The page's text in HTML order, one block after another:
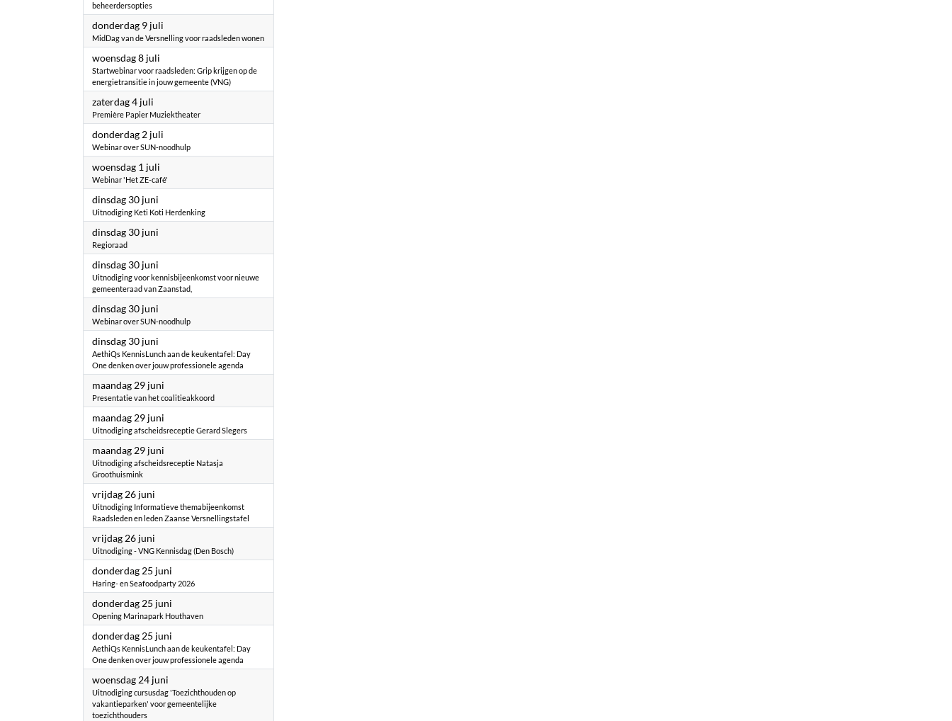
beheerdersopties
donderdag 9 juli
MidDag van de Versnelling voor raadsleden wonen
woensdag 8 juli
Startwebinar voor raadsleden: Grip krijgen op de
energietransitie in jouw gemeente (VNG)
zaterdag 4 juli
Première Papier Muziektheater
donderdag 2 juli
Webinar over SUN-noodhulp
woensdag 1 juli
Webinar 'Het ZE-café'
dinsdag 30 juni
Uitnodiging Keti Koti Herdenking
dinsdag 30 juni
Regioraad
dinsdag 30 juni
Uitnodiging voor kennisbijeenkomst voor nieuwe
gemeenteraad van Zaanstad,
dinsdag 30 juni
Webinar over SUN-noodhulp
dinsdag 30 juni
AethiQs KennisLunch aan de keukentafel: Day
One denken over jouw professionele agenda
maandag 29 juni
Presentatie van het coalitieakkoord
maandag 29 juni
Uitnodiging afscheidsreceptie Gerard Slegers
maandag 29 juni
Uitnodiging afscheidsreceptie Natasja
Groothuismink
vrijdag 26 juni
Uitnodiging Informatieve themabijeenkomst
Raadsleden en leden Zaanse Versnellingstafel
vrijdag 26 juni
Uitnodiging - VNG Kennisdag (Den Bosch)
donderdag 25 juni
Haring- en Seafoodparty 2026
donderdag 25 juni
Opening Marinapark Houthaven
donderdag 25 juni
AethiQs KennisLunch aan de keukentafel: Day
One denken over jouw professionele agenda
woensdag 24 juni
Uitnodiging cursusdag 'Toezichthouden op
vakantieparken' voor gemeentelijke
toezichthouders